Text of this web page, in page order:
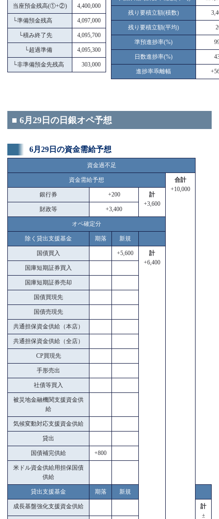
当座預金残高(①+②) 4,400,000
└準備預金残高 4,097,000
└積み終了先 4,095,700
└超過準備 4,095,300
└非準備預金先残高 303,000
残り要積立額(積数)
残り要積立額(平均)
準預進捗率(%)
日数進捗率(%)
進捗率乖離幅
■ 6月29日の日銀オペ予想
6月29日の資金需給予想
資金過不足
資金需給予想
合計
+10,000
銀行券 +200
計
+3,600
財政等 +3,400
オペ確定分
除く貸出支援基金 期落 新規
国債買入 +5,600
計
+6,400
国庫短期証券買入
国庫短期証券売却
国債買現先
国債売現先
共通担保資金供給（本店）
共通担保資金供給（全店）
CP買現先
手形売出
社債等買入
被災地金融機関支援資金供
給
気候変動対応支援資金供給
貸出
国債補完供給 +800
米ドル資金供給用担保国債
供給
貸出支援基金 期落 新規
成長基盤強化支援資金供給
計
±